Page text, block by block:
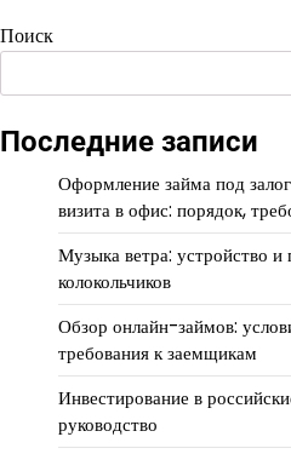
Поиск
Последние записи
Оформление займа под
визита в офис: порядок,
Музыка ветра: устройство
колокольчиков
Обзор онлайн-займов:
требования к заемщикам
Инвестирование в
руководство